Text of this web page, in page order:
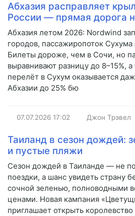
Абхазия расправляет
России — прямая дорога
Абхазия летом 2026: Nordwind
городов, пассажиропоток
Билеты дороже, чем в Сочи, но
выравнивают разницу до 8–15%,
перелёт в Сухум оказывается
Абхазии до 25% бю
07.07.2026 17:02 Джон Трэвел
Таиланд в сезон дождей:
и пустые пляжи
Сезон дождей в Таиланде — не
поездки, а шанс увидеть страну
сочной зеленью, полноводными
ценами. Новая кампания
приглашает открыть